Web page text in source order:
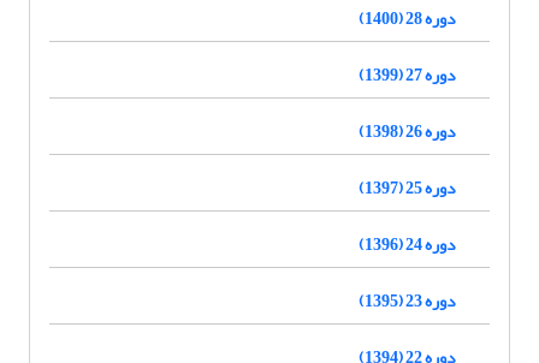
دوره 28 (1400)
دوره 27 (1399)
دوره 26 (1398)
دوره 25 (1397)
دوره 24 (1396)
دوره 23 (1395)